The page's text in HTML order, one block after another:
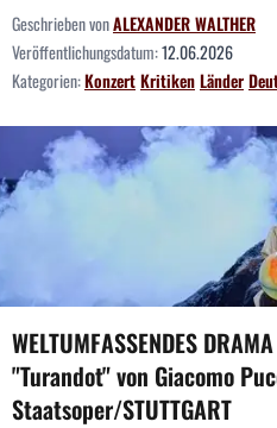
Geschrieben vonALEXANDER WALTHER
Veröffentlichungsdatum:12.06.2026
Kategorien:KonzertKritikenLänder
WELTUMFASSENDES
"Turandot" von Giacomo
Staatsoper/STUTTGART